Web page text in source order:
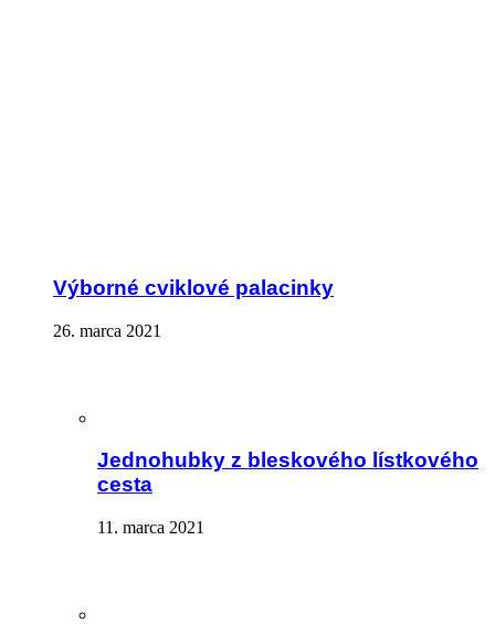
Výborné cviklové palacinky
26. marca 2021
Jednohubky z bleskového lístkového
cesta
11. marca 2021